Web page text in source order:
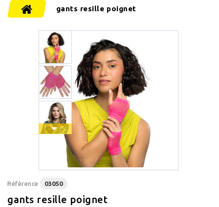
gants resille poignet
Référence 03050
gants resille poignet